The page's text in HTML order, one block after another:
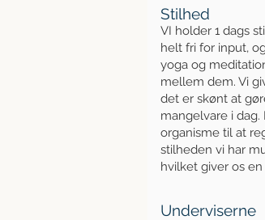
Stilhed
VI holder 1 dags
helt fri for input,
yoga og
mellem dem. Vi
det er skønt at
mangelvare i
organisme til at
stilheden vi har
hvilket giver os
Underviserne